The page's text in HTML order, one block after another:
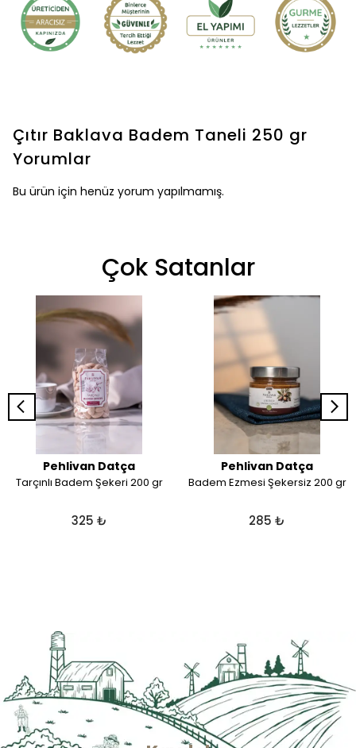
Çıtır Baklava Badem Taneli 250 gr
Yorumlar
Bu ürün için henüz yorum yapılmamış.
Çok Satanlar
Pehlivan Datça
Tarçınlı Badem Şekeri 200 gr
325 ₺
Pehlivan Datça
Badem Ezmesi Şekersiz 200 gr
285 ₺